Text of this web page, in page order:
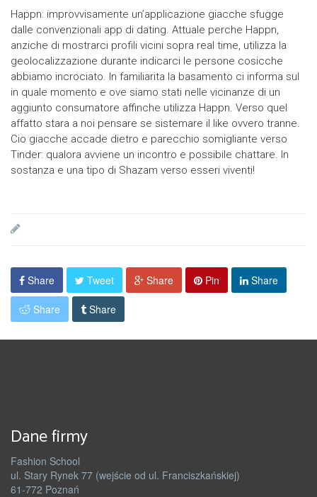
Happn: improvvisamente un’applicazione giacche sfugge
dalle convenzionali app di dating. Attuale perche Happn,
anziche di mostrarci profili vicini sopra real time, utilizza la
geolocalizzazione durante indicarci le persone cosicche
abbiamo incrociato. In familiarita la basamento ci informa sul
in quale momento e ove siamo stati nelle vicinanze di un
aggiunto consumatore affinche utilizza Happn. Verso quel
affatto stara a noi pensare se sistemare il like ovvero tranne.
Cio giacche accade dietro e parecchio somigliante verso
Tinder: qualora avviene un incontro e possibile chattare. In
sostanza e una tipo di Shazam verso esseri viventi!
Share Tweet Share Pin Share
Share Share
Dane firmy
Fashion School
ul. Stary Rynek 77 (wejście od ul. Franciszkańskiej)
61-772 Poznań